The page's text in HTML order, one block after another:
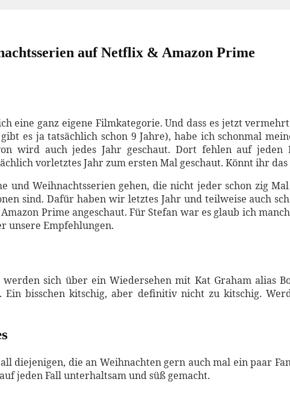
auf Netflix & Amazon Prime
eine ganz eigene Filmkategorie. Und dass es jetzt
es ja tatsächlich schon 9 Jahre), habe ich schonmal
wird auch jedes Jahr geschaut. Dort fehlen auf jeden
vorletztes Jahr zum ersten Mal geschaut. Könnt ihr das
und Weihnachtsserien gehen, die nicht jeder schon zig
sind. Dafür haben wir letztes Jahr und teilweise auch
Prime angeschaut. Für Stefan war es glaub ich
unsere Empfehlungen.
werden sich über ein Wiedersehen mit Kat Graham alias
Ein bisschen kitschig, aber definitiv nicht zu kitschig.
diejenigen, die an Weihnachten gern auch mal ein paar
jeden Fall unterhaltsam und süß gemacht.